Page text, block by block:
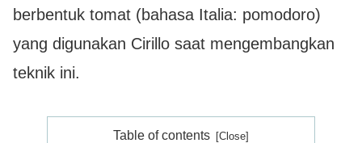
berbentuk tomat (bahasa Italia: pomodoro)
yang digunakan Cirillo saat mengembangkan
teknik ini.
Table of contents